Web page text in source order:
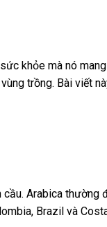
khỏe mà nó
trồng. Bài viết
Arabica
Brazil và